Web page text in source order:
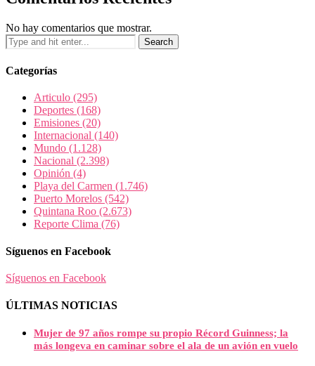
No hay comentarios que mostrar.
Categorías
Articulo (295)
Deportes (168)
Emisiones (20)
Internacional (140)
Mundo (1.128)
Nacional (2.398)
Opinión (4)
Playa del Carmen (1.746)
Puerto Morelos (542)
Quintana Roo (2.673)
Reporte Clima (76)
Síguenos en Facebook
Síguenos en Facebook
ÚLTIMAS NOTICIAS
Mujer de 97 años rompe su propio Récord Guinness; la
más longeva en caminar sobre el ala de un avión en vuelo